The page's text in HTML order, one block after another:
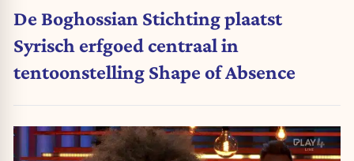
De Boghossian Stichting plaatst
Syrisch erfgoed centraal in
tentoonstelling Shape of Absence